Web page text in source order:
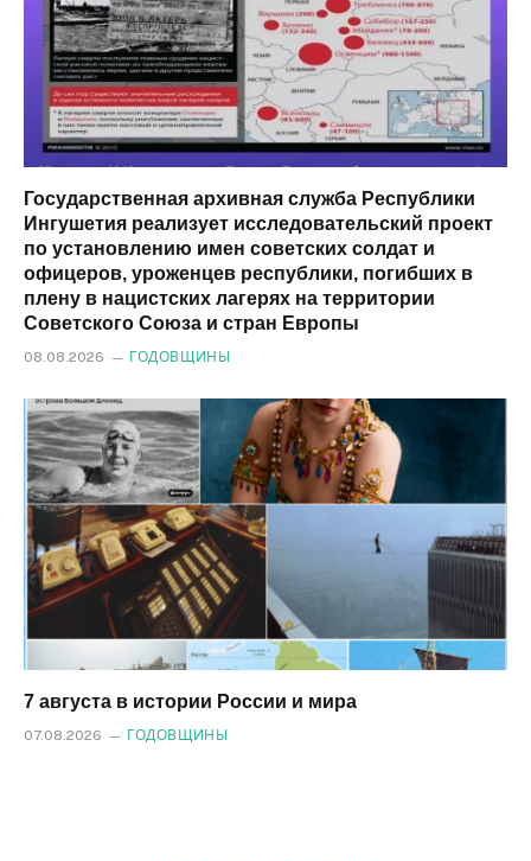
Государственная архивная служба Республики
Ингушетия реализует исследовательский проект
по установлению имен советских солдат и
офицеров, уроженцев республики, погибших в
плену в нацистских лагерях на территории
Советского Союза и стран Европы
08.08.2026 ГОДОВЩИНЫ
7 августа в истории России и мира
07.08.2026 ГОДОВЩИНЫ